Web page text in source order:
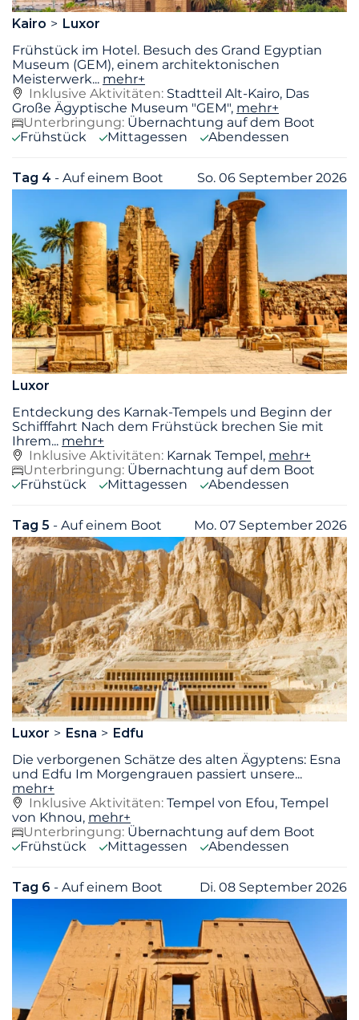
Kairo
Luxor
Frühstück im Hotel. Besuch des Grand Egyptian
Museum (GEM), einem architektonischen
Meisterwerk... mehr+
Inklusive Aktivitäten: Stadtteil Alt-Kairo, Das
Große Ägyptische Museum "GEM", mehr+
Unterbringung: Übernachtung auf dem Boot
Frühstück
Mittagessen Abendessen
Tag 4 - Auf einem Boot So. 06 September 2026
Luxor
Entdeckung des Karnak-Tempels und Beginn der
Schifffahrt Nach dem Frühstück brechen Sie mit
Ihrem... mehr+
Inklusive Aktivitäten: Karnak Tempel, mehr+
Unterbringung: Übernachtung auf dem Boot
Frühstück
Mittagessen Abendessen
Tag 5 - Auf einem Boot Mo. 07 September 2026
Luxor Esna
Edfu
Die verborgenen Schätze des alten Ägyptens: Esna
und Edfu Im Morgengrauen passiert unsere...
mehr+
Inklusive Aktivitäten: Tempel von Efou, Tempel
von Khnou, mehr+
Unterbringung: Übernachtung auf dem Boot
Frühstück
Mittagessen Abendessen
Tag 6 - Auf einem Boot Di. 08 September 2026